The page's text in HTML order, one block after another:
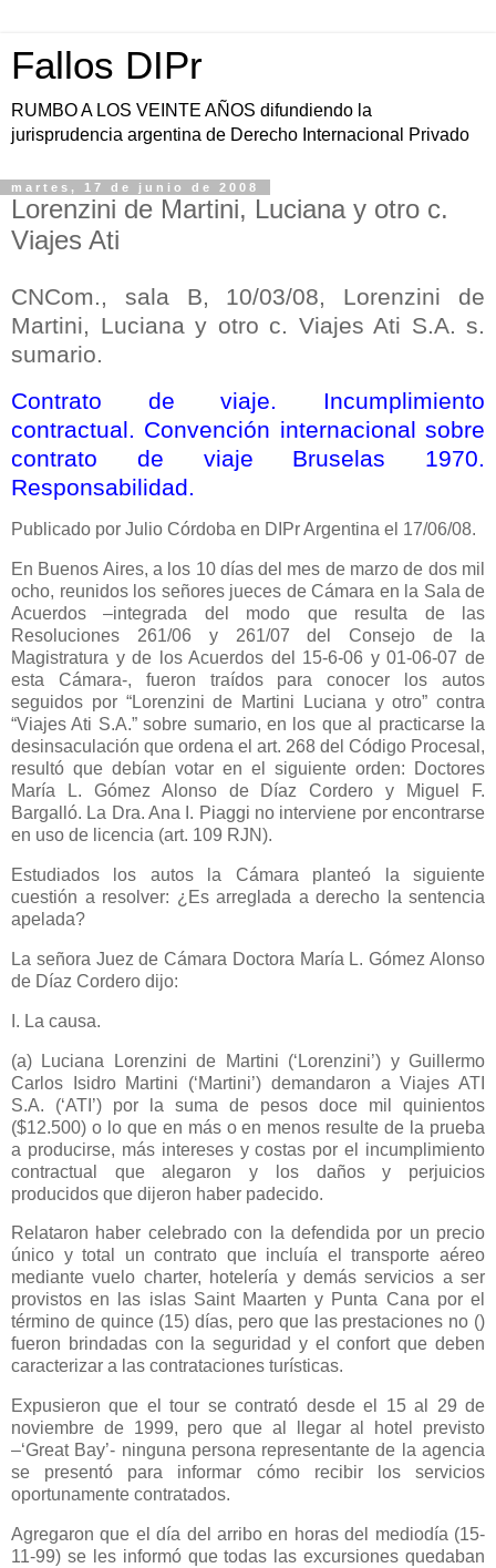
Fallos DIPr
RUMBO A LOS VEINTE AÑOS difundiendo la
jurisprudencia argentina de Derecho Internacional Privado
martes, 17 de junio de 2008
Lorenzini de Martini, Luciana y otro c.
Viajes Ati
CNCom., sala B, 10/03/08, Lorenzini de
Martini, Luciana y otro c. Viajes Ati S.A. s.
sumario.
Contrato de viaje. Incumplimiento
contractual. Convención internacional sobre
contrato de viaje Bruselas 1970.
Responsabilidad.
Publicado por Julio Córdoba en DIPr Argentina el 17/06/08.
En Buenos Aires, a los 10 días del mes de marzo de dos mil
ocho, reunidos los señores jueces de Cámara en la Sala de
Acuerdos –integrada del modo que resulta de las
Resoluciones 261/06 y 261/07 del Consejo de
la
Magistratura y de los Acuerdos del 15-6-06 y 01-06-07 de
esta Cámara-, fueron traídos para conocer los autos
seguidos por “Lorenzini de Martini Luciana y otro” contra
“Viajes Ati S.A.” sobre sumario, en los que al practicarse la
desinsaculación que ordena el art. 268 del Código Procesal,
resultó que debían votar en el siguiente orden: Doctores
María L. Gómez Alonso de Díaz Cordero y Miguel F.
Bargalló. La Dra. Ana I. Piaggi no interviene por encontrarse
en uso de licencia (art. 109 RJN).
Estudiados los autos la Cámara planteó la siguiente
cuestión a resolver: ¿Es arreglada a derecho la sentencia
apelada?
La señora Juez de Cámara Doctora María L. Gómez Alonso
de Díaz Cordero dijo:
I. La causa.
(a) Luciana Lorenzini de Martini (‘Lorenzini’) y Guillermo
Carlos Isidro Martini (‘Martini’) demandaron a Viajes ATI
S.A. (‘ATI’) por la suma de pesos doce mil quinientos
($12.500) o lo que en más o en menos resulte de la prueba
a producirse, más intereses y costas por el incumplimiento
contractual que alegaron y los daños y perjuicios
producidos que dijeron haber padecido.
Relataron haber celebrado con la defendida por un precio
único y total un contrato que incluía el transporte aéreo
mediante vuelo charter, hotelería y demás servicios a ser
provistos en las islas Saint Maarten y Punta Cana por el
término de quince (15) días, pero que las prestaciones no ()
fueron brindadas con la seguridad y el confort que deben
caracterizar a las contrataciones turísticas.
Expusieron que el tour se contrató desde el 15 al 29 de
noviembre de 1999, pero que al llegar al hotel previsto
–‘Great Bay’- ninguna persona representante de la agencia
se presentó para informar cómo recibir los servicios
oportunamente contratados.
Agregaron que el día del arribo en horas del mediodía (15-
11-99) se les informó que todas las excursiones quedaban